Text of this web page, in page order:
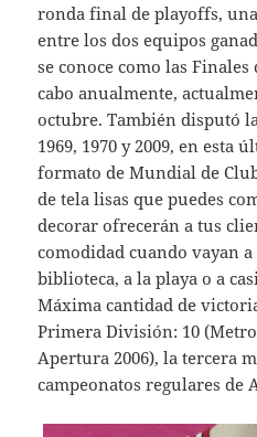
ronda final de playoffs,
entre los dos equipos
se conoce como las
cabo anualmente,
octubre. También disputó
1969, 1970 y 2009, en esta
formato de Mundial de
de tela lisas que puedes
decorar ofrecerán a tus
comodidad cuando vayan
biblioteca, a la playa o a
Máxima cantidad de
Primera División: 10
Apertura 2006), la tercera
campeonatos regulares de